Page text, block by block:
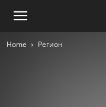
Home Регион